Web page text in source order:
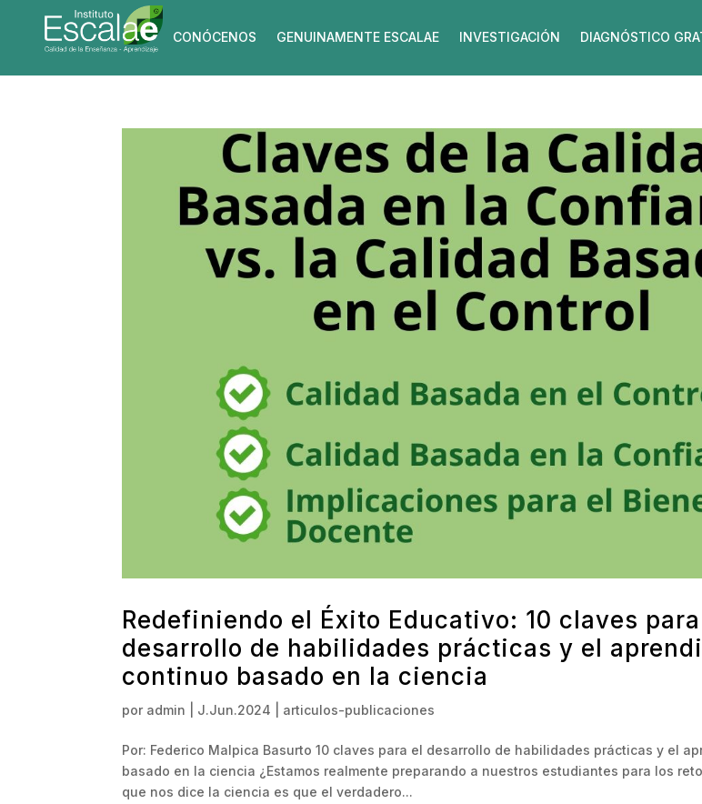
CONÓCENOS GENUINAMENTE ESCALAE INVESTIGACIÓN DIAGNÓSTICO
Redefiniendo el Éxito Educativo: 10 claves
desarrollo de habilidades prácticas y el
continuo basado en la ciencia
por admin J.Jun.2024 articulos-publicaciones
Por: Federico Malpica Basurto 10 claves para el desarrollo de habilidades prácticas y el
basado en la ciencia ¿Estamos realmente preparando a nuestros estudiantes para los
que nos dice la ciencia es que el verdadero...